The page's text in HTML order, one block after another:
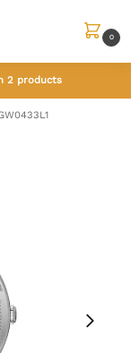
0
2 products